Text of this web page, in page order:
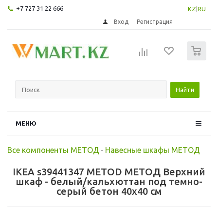
+7 727 31 22 666 KZ RU
Вход Регистрация
Найти
МЕНЮ
Все компоненты МЕТОД - Навесные шкафы МЕТОД
IKEA s39441347 METOD МЕТОД Верхний
шкаф - белый/кальхюттан под темно-
серый бетон 40x40 см